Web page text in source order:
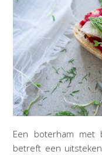
Een boterham met
betreft een